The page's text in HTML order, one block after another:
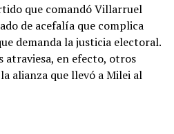
que comandó Villarruel
de acefalía que complica
demanda la justicia electoral.
atraviesa, en efecto, otros
alianza que llevó a Milei al